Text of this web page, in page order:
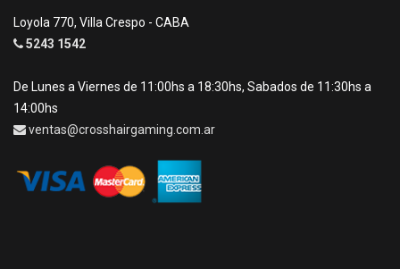
Loyola 770, Villa Crespo - CABA
5243 1542
De Lunes a Viernes de 11:00hs a 18:30hs, Sabados de 11:30hs a
14:00hs
ventas@crosshairgaming.com.ar